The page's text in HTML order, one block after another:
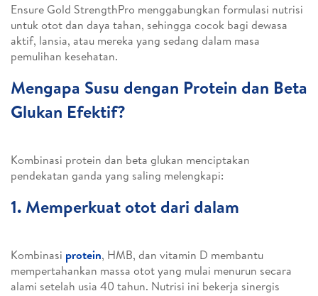
Ensure Gold StrengthPro menggabungkan formulasi nutrisi
untuk otot dan daya tahan, sehingga cocok bagi dewasa
aktif, lansia, atau mereka yang sedang dalam masa
pemulihan kesehatan.
Mengapa Susu dengan Protein dan Beta
Glukan Efektif?
Kombinasi protein dan beta glukan menciptakan
pendekatan ganda yang saling melengkapi:
1. Memperkuat otot dari dalam
Kombinasi protein, HMB, dan vitamin D membantu
mempertahankan massa otot yang mulai menurun secara
alami setelah usia 40 tahun. Nutrisi ini bekerja sinergis